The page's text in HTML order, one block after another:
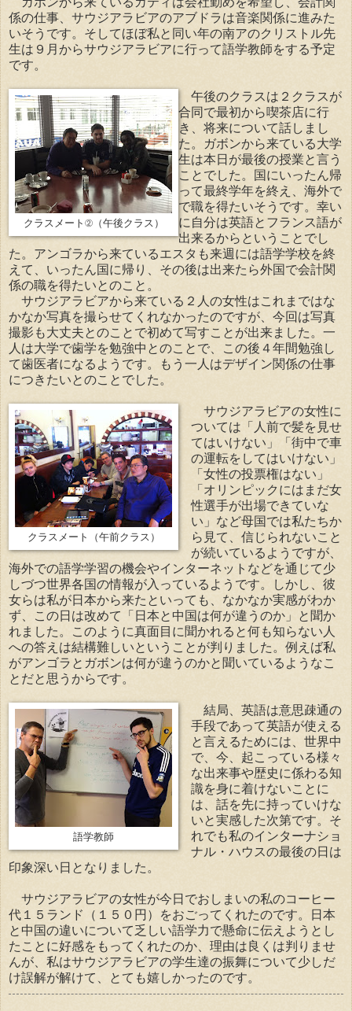
係の仕事、サウジアラビアのアブドラは音楽関係に進みた
いそうです。そしてほぼ私と同い年の南アのクリストル先
生は９月からサウジアラビアに行って語学教師をする予定
です。
クラスメート②（午後クラス）
午後のクラスは２クラスが
合同で最初から喫茶店に行
き、将来について話しまし
た。ガボンから来ている大学
生は本日が最後の授業と言う
ことでした。国にいったん帰
って最終学年を終え、海外で
で職を得たいそうです。幸い
に自分は英語とフランス語が
出来るからということでし
た。アンゴラから来ているエスタも来週には語学学校を終
えて、いったん国に帰り、その後は出来たら外国で会計関
係の職を得たいとのこと。
サウジアラビアから来ている２人の女性はこれまではな
かなか写真を撮らせてくれなかったのですが、今回は写真
撮影も大丈夫とのことで初めて写すことが出来ました。一
人は大学で歯学を勉強中とのことで、この後４年間勉強し
て歯医者になるようです。もう一人はデザイン関係の仕事
につきたいとのことでした。
クラスメート（午前クラス）
サウジアラビアの女性に
ついては「人前で髪を見せ
てはいけない」「街中で車
の運転をしてはいけない」
「女性の投票権はない」
「オリンピックにはまだ女
性選手が出場できていな
い」など母国では私たちか
ら見て、信じられないこと
が続いているようですが、
海外での語学学習の機会やインターネットなどを通じて少
しづつ世界各国の情報が入っているようです。しかし、彼
女らは私が日本から来たといっても、なかなか実感がわか
ず、この日は改めて「日本と中国は何が違うのか」と聞か
れました。このように真面目に聞かれると何も知らない人
への答えは結構難しいということが判りました。例えば私
がアンゴラとガボンは何が違うのかと聞いているようなこ
とだと思うからです。
語学教師
結局、英語は意思疎通の
手段であって英語が使える
と言えるためには、世界中
で、今、起こっている様々
な出来事や歴史に係わる知
識を身に着けないことに
は、話を先に持っていけな
いと実感した次第です。そ
れでも私のインターナショ
ナル・ハウスの最後の日は
印象深い日となりました。
サウジアラビアの女性が今日でおしまいの私のコーヒー
代１５ランド（１５０円）をおごってくれたのです。日本
と中国の違いについて乏しい語学力で懸命に伝えようとし
たことに好感をもってくれたのか、理由は良くは判りませ
んが、私はサウジアラビアの学生達の振舞について少しだ
け誤解が解けて、とても嬉しかったのです。